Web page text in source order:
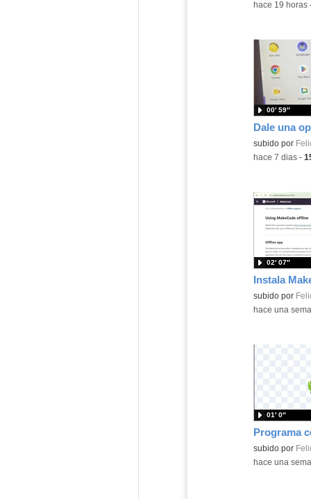
-hace 19 horas
Contenido
subido por
00′ 59″
-hace 7 dias-
Contenido
subido por
02′ 07″
-hace una
Contenido
subido por
01′ 0″
-hace una